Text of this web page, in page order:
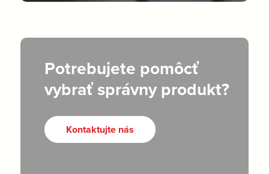
Potrebujete pomôcť
vybrať správny produkt?
Kontaktujte nás